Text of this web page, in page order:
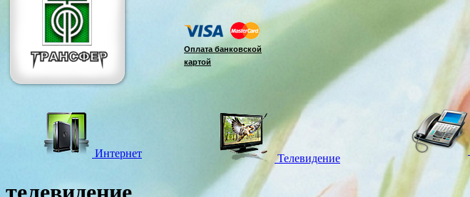
Оплата банковской
картой
Интернет Телевидение